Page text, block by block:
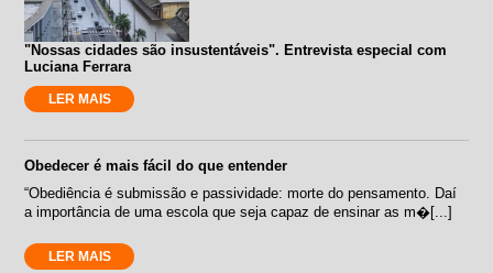
"Nossas cidades são insustentáveis". Entrevista especial com
Luciana Ferrara
LER MAIS
Obedecer é mais fácil do que entender
“Obediência é submissão e passividade: morte do pensamento. Daí
a importância de uma escola que seja capaz de ensinar as m�[...]
LER MAIS